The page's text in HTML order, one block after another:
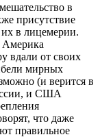
в
присутствие
в лицемерии.
Америка
вдали от своих
мирных
(и верится в
и США
что даже
правильное